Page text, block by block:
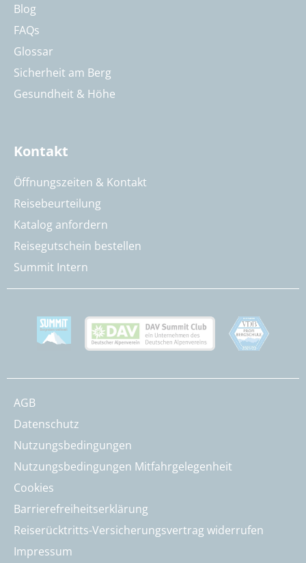
Blog
FAQs
Glossar
Sicherheit am Berg
Gesundheit & Höhe
Kontakt
Öffnungszeiten & Kontakt
Reisebeurteilung
Katalog anfordern
Reisegutschein bestellen
Summit Intern
AGB
Datenschutz
Nutzungsbedingungen
Nutzungsbedingungen Mitfahrgelegenheit
Cookies
Barrierefreiheitserklärung
Reiserücktritts-Versicherungsvertrag widerrufen
Impressum